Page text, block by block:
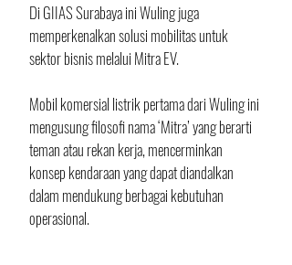
Di GIIAS Surabaya ini Wuling juga
memperkenalkan solusi mobilitas untuk
sektor bisnis melalui Mitra EV.
Mobil komersial listrik pertama dari Wuling ini
mengusung filosofi nama ‘Mitra’ yang berarti
teman atau rekan kerja, mencerminkan
konsep kendaraan yang dapat diandalkan
dalam mendukung berbagai kebutuhan
operasional.